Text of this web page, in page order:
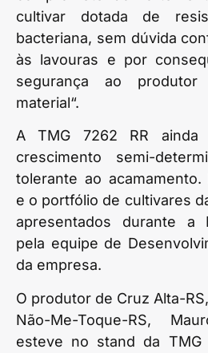
cultivar dotada de
bacteriana, sem dúvida
às lavouras e por
segurança ao
material“.
A TMG 7262 RR
crescimento semi-
tolerante ao acamamento.
e o portfólio de cultivares
apresentados durante a
pela equipe de
da empresa.
O produtor de Cruz Alta-
Não-Me-Toque-RS,
esteve no stand da TMG